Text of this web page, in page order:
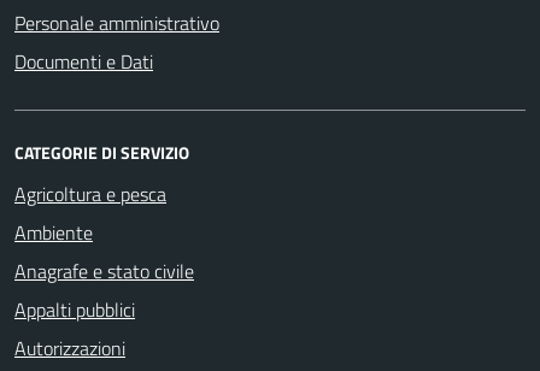
Personale amministrativo
Documenti e Dati
CATEGORIE DI SERVIZIO
Agricoltura e pesca
Ambiente
Anagrafe e stato civile
Appalti pubblici
Autorizzazioni